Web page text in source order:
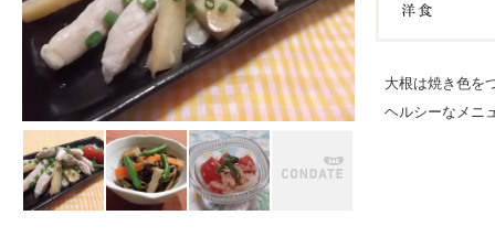
大根は焼き色を
ヘルシーなメニ